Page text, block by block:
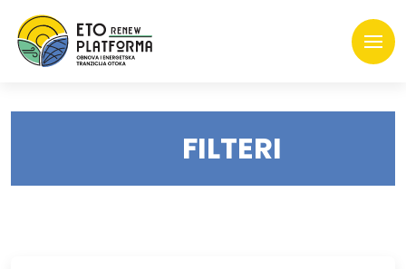
FILTERI